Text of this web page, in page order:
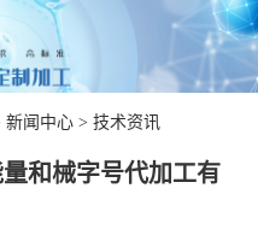
新闻中心 > 技术资讯
和械字号代加工有